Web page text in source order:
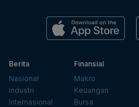
Berita
Nasional
Industri
Internasional
Finansial
Makro
Keuangan
Bursa